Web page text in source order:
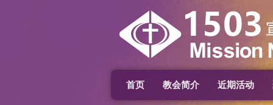
首页 教会简介 近期活动